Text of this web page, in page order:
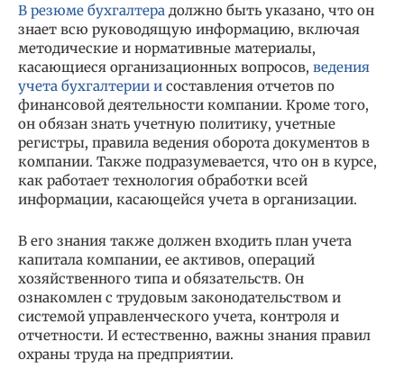
В резюме бухгалтера должно быть указано, что он
знает всю руководящую информацию, включая
методические и нормативные материалы,
касающиеся организационных вопросов, ведения
учета бухгалтерии и составления отчетов по
финансовой деятельности компании. Кроме того,
он обязан знать учетную политику, учетные
регистры, правила ведения оборота документов в
компании. Также подразумевается, что он в курсе,
как работает технология обработки всей
информации, касающейся учета в организации.
В его знания также должен входить план учета
капитала компании, ее активов, операций
хозяйственного типа и обязательств. Он
ознакомлен с трудовым законодательством и
системой управленческого учета, контроля и
отчетности. И естественно, важны знания правил
охраны труда на предприятии.